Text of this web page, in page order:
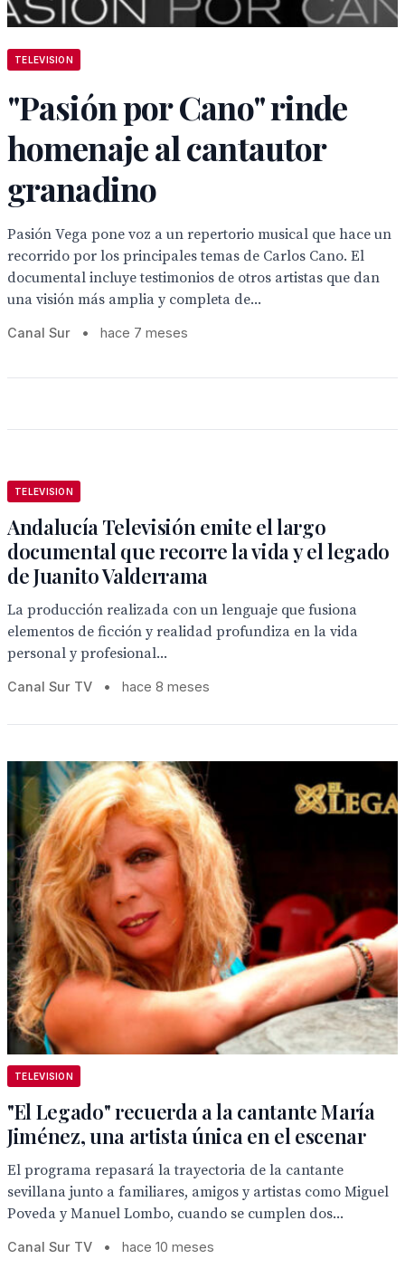
TELEVISION
"Pasión por Cano" rinde
homenaje al cantautor
granadino
Pasión Vega pone voz a un repertorio musical que hace un
recorrido por los principales temas de Carlos Cano. El
documental incluye testimonios de otros artistas que dan
una visión más amplia y completa de...
Canal Sur • hace 7 meses
TELEVISION
Andalucía Televisión emite el largo
documental que recorre la vida y el legado
de Juanito Valderrama
La producción realizada con un lenguaje que fusiona
elementos de ficción y realidad profundiza en la vida
personal y profesional...
Canal Sur TV • hace 8 meses
TELEVISION
"El Legado" recuerda a la cantante María
Jiménez, una artista única en el escenar
El programa repasará la trayectoria de la cantante
sevillana junto a familiares, amigos y artistas como Miguel
Poveda y Manuel Lombo, cuando se cumplen dos...
Canal Sur TV • hace 10 meses